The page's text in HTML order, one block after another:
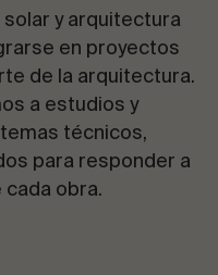
y arquitectura
en proyectos
de la arquitectura.
a estudios y
técnicos,
para responder a
cada obra.